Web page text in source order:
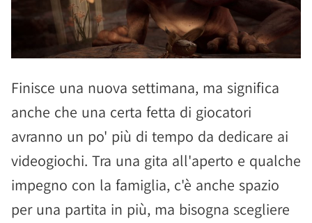
Finisce una nuova settimana, ma significa
anche che una certa fetta di giocatori
avranno un po' più di tempo da dedicare ai
videogiochi. Tra una gita all'aperto e qualche
impegno con la famiglia, c'è anche spazio
per una partita in più, ma bisogna scegliere